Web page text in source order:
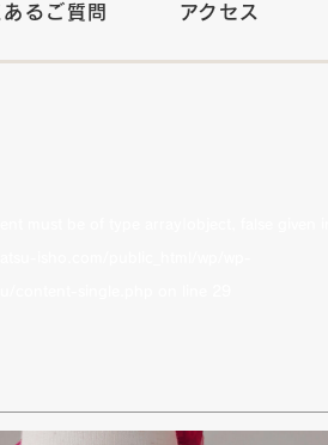
あるご質問 アクセス